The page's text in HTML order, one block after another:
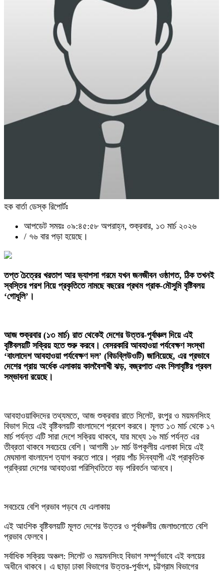
হক বার্তা ডেস্ক রিপোর্টঃ
আপডেট সময়ঃ ০৯:৪৫:৫৮ অপরাহ্ন, শুক্রবার, ১৩ মার্চ ২০২৬
/ ৭৬ বার পড়া হয়েছে।
‎তপ্ত চৈত্রের খরতাপ আর ভ্যাপসা গরমে যখন জনজীবন ওষ্ঠাগত, ঠিক তখনই
স্বস্তির পরশ নিয়ে প্রকৃতিতে নামছে বছরের প্রথম প্রাক-মৌসুমি বৃষ্টিবলয়
‘গোধূলি’।
আজ শুক্রবার (১৩ মার্চ) রাত থেকেই দেশের উত্তর-পূর্বাঞ্চল দিয়ে এই
বৃষ্টিবলয়টি সক্রিয় হতে শুরু করবে। বেসরকারি আবহাওয়া পর্যবেক্ষণ সংস্থা
‘বাংলাদেশ আবহাওয়া পর্যবেক্ষণ দল’ (বিডব্লিউওটি) জানিয়েছে, এর প্রভাবে
দেশের প্রায় অর্ধেক এলাকায় কালবৈশাখী ঝড়, বজ্রপাত এবং শিলাবৃষ্টির প্রবল
সম্ভাবনা রয়েছে।
‎আবহাওয়াবিদদের তথ্যমতে, আজ শুক্রবার রাতে সিলেট, রংপুর ও ময়মনসিংহ
বিভাগ দিয়ে এই বৃষ্টিবলয়টি বাংলাদেশে প্রবেশ করবে। মূলত ১৩ মার্চ থেকে ১৭
মার্চ পর্যন্ত এটি সারা দেশে সক্রিয় থাকবে, যার মধ্যে ১৬ মার্চ পর্যন্ত এর
তীব্রতা থাকবে সবচেয়ে বেশি। আগামী ১৮ মার্চ উপকূলীয় এলাকা দিয়ে এই
মেঘমালা বাংলাদেশ ত্যাগ করতে পারে। প্রায় পাঁচ দিনব্যাপী এই প্রাকৃতিক
প্রক্রিয়া দেশের আবহাওয়া পরিস্থিতিতে বড় পরিবর্তন আনবে।
‎সবচেয়ে বেশি প্রভাব পড়বে যে এলাকায়
‎এই আংশিক বৃষ্টিবলয়টি মূলত দেশের উত্তর ও পূর্বাঞ্চলীয় জেলাগুলোতে বেশি
প্রভাব ফেলবে।
সর্বাধিক সক্রিয় অঞ্চল: সিলেট ও ময়মনসিংহ বিভাগ সম্পূর্ণভাবে এই বলয়ের
অধীনে থাকবে। এ ছাড়া ঢাকা বিভাগের উত্তর-পূর্বাংশ, চট্টগ্রাম বিভাগের